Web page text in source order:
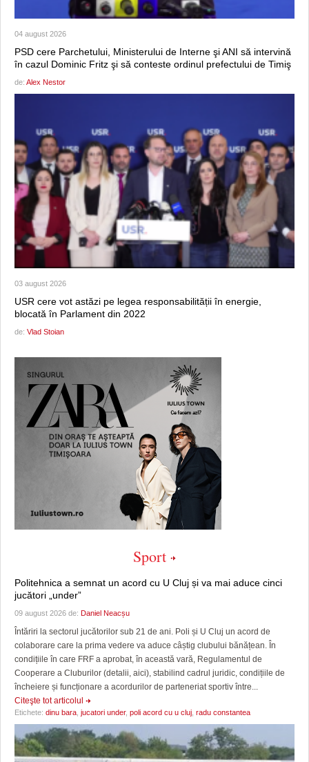
04 august 2026
PSD cere Parchetului, Ministerului de Interne şi ANI să intervină
în cazul Dominic Fritz şi să conteste ordinul prefectului de Timiş
de: Alex Nestor
03 august 2026
USR cere vot astăzi pe legea responsabilității în energie,
blocată în Parlament din 2022
de: Vlad Stoian
Sport
Politehnica a semnat un acord cu U Cluj și va mai aduce cinci
jucători „under”
09 august 2026 de: Daniel Neacșu
Întăriri la sectorul jucătorilor sub 21 de ani. Poli și U Cluj un acord de
colaborare care la prima vedere va aduce câștig clubului bănățean. În
condițiile în care FRF a aprobat, în această vară, Regulamentul de
Cooperare a Cluburilor (detalii, aici), stabilind cadrul juridic, condițiile de
încheiere și funcționare a acordurilor de parteneriat sportiv între...
Citeşte tot articolul
Etichete: dinu bara jucatori under, poli acord cu u cluj radu constantea